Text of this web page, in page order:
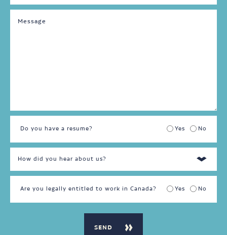
Do you have a resume? Yes No
plein
Are you legally entitled to work in Canada? Yes No